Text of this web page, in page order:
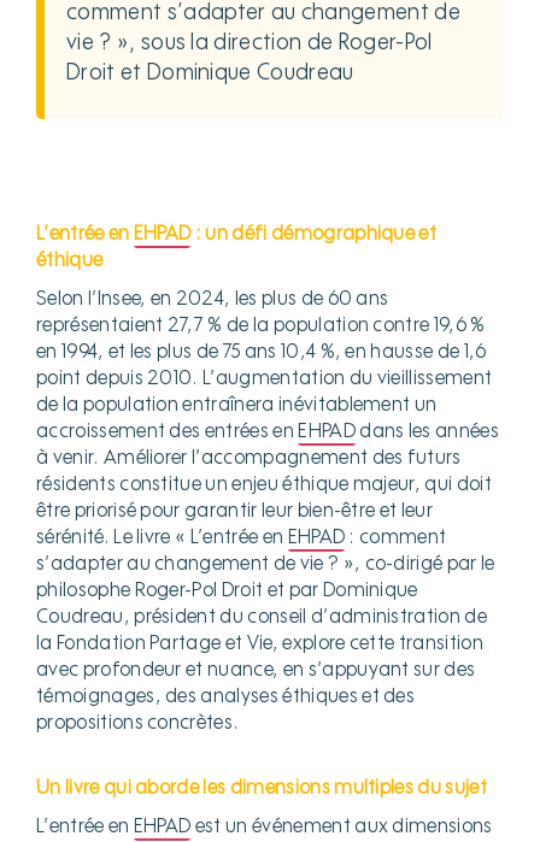
comment s’adapter au changement de
vie ? », sous la direction de Roger-Pol
Droit et Dominique Coudreau
L’entrée en EHPAD: un défi démographique et
éthique
Selon l’Insee, en 2024, les plus de 60 ans
représentaient 27,7 % de la population contre 19,6 %
en 1994, et les plus de 75 ans 10,4 %, en hausse de 1,6
point depuis 2010. L’augmentation du vieillissement
de la population entraînera inévitablement un
accroissement des entrées en EHPADdans les années
à venir. Améliorer l’accompagnement des futurs
résidents constitue un enjeu éthique majeur, qui doit
être priorisé pour garantir leur bien-être et leur
sérénité. Le livre « L’entrée en EHPAD : comment
s’adapter au changement de vie ? », co-dirigé par le
philosophe Roger-Pol Droit et par Dominique
Coudreau, président du conseil d’administration de
la Fondation Partage et Vie, explore cette transition
avec profondeur et nuance, en s’appuyant sur des
témoignages, des analyses éthiques et des
propositions concrètes.
Un livre qui aborde les dimensions multiples du sujet
L’entrée en EHPAD est un événement aux dimensions